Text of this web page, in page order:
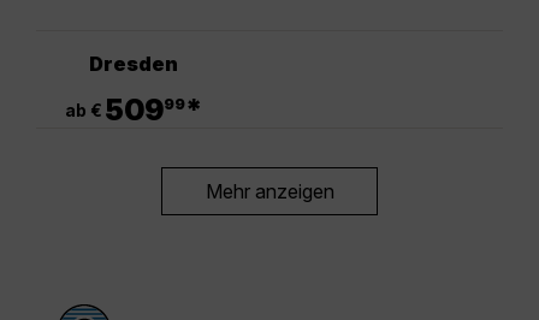
Dresden
ab € 50999*
Mehr anzeigen